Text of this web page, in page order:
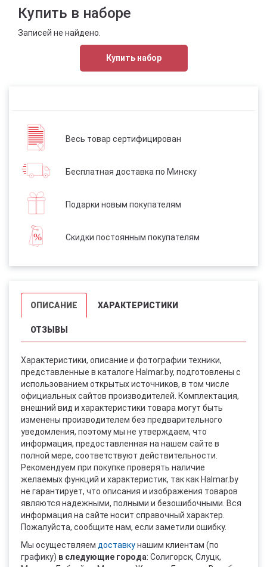
Купить в наборе
Записей не найдено.
Купить набор
Весь товар сертифицирован
Бесплатная доставка по Минску
Подарки новым покупателям
Скидки постоянным покупателям
ОПИСАНИЕ ХАРАКТЕРИСТИКИ
ОТЗЫВЫ
Характеристики, описание и фотографии техники,
представленные в каталоге Halmar.by, подготовлены с
использованием открытых источников, в том числе
официальных сайтов производителей. Комплектация,
внешний вид и характеристики товара могут быть
изменены производителем без предварительного
уведомления, поэтому мы не утверждаем, что
информация, предоставленная на нашем сайте в
полной мере, соответствуют действительности.
Рекомендуем при покупке проверять наличие
желаемых функций и характеристик, так как Halmar.by
не гарантирует, что описания и изображения товаров
являются надежными, полными и безошибочными. Вся
информация на сайте носит справочный характер.
Пожалуйста, сообщите нам, если заметили ошибку.
Мы осуществляем доставкунашим клиентам (по
графику) в следующие города: Солигорск, Слуцк,